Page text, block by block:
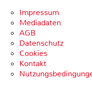
Impressum
Mediadaten
AGB
Datenschutz
Cookies
Kontakt